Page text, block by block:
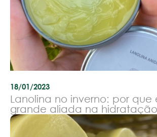
18/01/2023
Lanolina no inverno: por que
grande aliada na